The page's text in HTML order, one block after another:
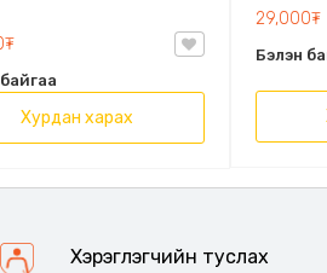
Хурдан харах
29,000₮
Бэлэн
Хэрэглэгчийн туслах